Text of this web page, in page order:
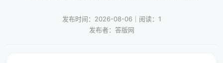
发布时间：2026-08-06｜阅读：1
发布者：答版网